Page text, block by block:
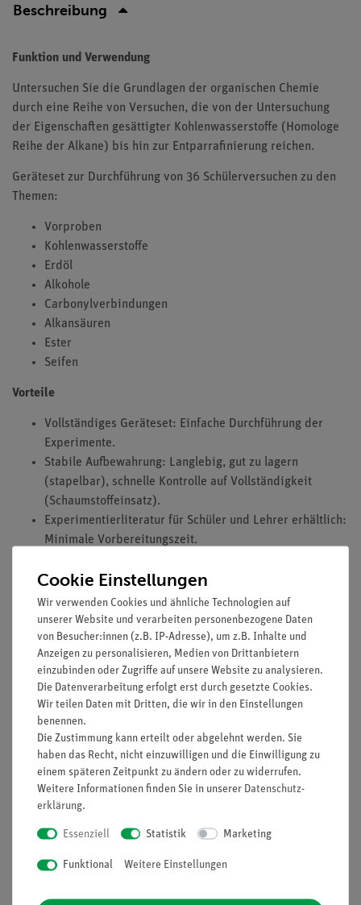
Beschreibung
Funktion und Verwendung
Untersuchen Sie die Grundlagen der organischen Chemie
durch eine Reihe von Versuchen, die von der Untersuchung
der Eigenschaften gesättigter Kohlenwasserstoffe (Homologe
Reihe der Alkane) bis hin zur Entparrafinierung reichen.
Geräteset zur Durchführung von 36 Schülerversuchen zu den
Themen:
Vorproben
Kohlenwasserstoffe
Erdöl
Alkohole
Carbonylverbindungen
Alkansäuren
Ester
Seifen
Vorteile
Vollständiges Geräteset: Einfache Durchführung der
Experimente.
Stabile Aufbewahrung: Langlebig, gut zu lagern
(stapelbar), schnelle Kontrolle auf Vollständigkeit
(Schaumstoffeinsatz).
Experimentierliteratur für Schüler und Lehrer erhältlich:
Minimale Vorbereitungszeit.
Themenbereiche abgedeckt.
Von Pädagogen entwickeltes Set zur Einführung in die
organische Chemie.
Einfaches Lehren und effizientes Lernen beim Einsatz
der interaktiven Experimentieranleitungen per QR-
Code.
Ausstattung und technische Daten
Das Geräteset besteht aus allen für die Versuche
notwendigen Komponenten; lediglich ein zur
vorhandenen Gasversorgung passender Brenner muss
separat angeschafft werden.
Stabile, stapelbare Aufbewahrungsboxen mit
gerätegeformtem Schaumstoffeinsatz.
Versuche
Cookie Einstellungen
Wir verwenden Cookies und ähnliche Technologien auf
unserer Website und verarbeiten personenbezogene Daten
von Besucher:innen (z.B. IP-Adresse), um z.B. Inhalte und
Anzeigen zu personalisieren, Medien von Drittanbietern
einzubinden oder Zugriffe auf unsere Website zu analysieren.
Die Datenverarbeitung erfolgt erst durch gesetzte Cookies.
Wir teilen Daten mit Dritten, die wir in den Einstellungen
benennen.
Die Zustimmung kann erteilt oder abgelehnt werden. Sie
haben das Recht, nicht einzuwilligen und die Einwilligung zu
einem späteren Zeitpunkt zu ändern oder zu widerrufen.
Weitere Informationen finden Sie in unserer Daten­schutz­
erklärung.
Essenziell Statistik Marketing
Funktional Weitere Einstellungen